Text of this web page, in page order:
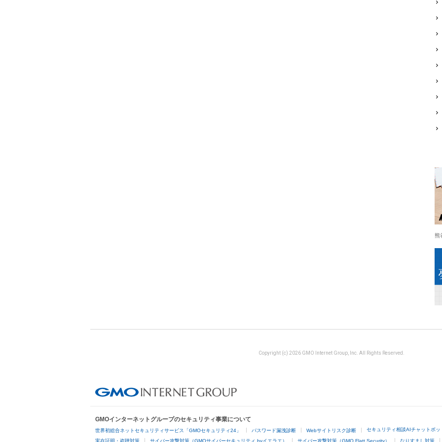
熊
Copyright (c) 2026 GMO Internet Group, Inc. All Rights Reserved.
GMOインターネットグループのセキュリティ事業について
世界初総合ネットセキュリティサービス「GMOセキュリティ24」 パスワード漏洩診断 Webサイトリスク診断 セキュリティ相談AIチャットボッ
実在証明・盗聴対策 サイバー攻撃対策（GMOサイバーセキュリティ byイエラエ） サイバー攻撃対策（GMO Flatt Security） なりすまし対策